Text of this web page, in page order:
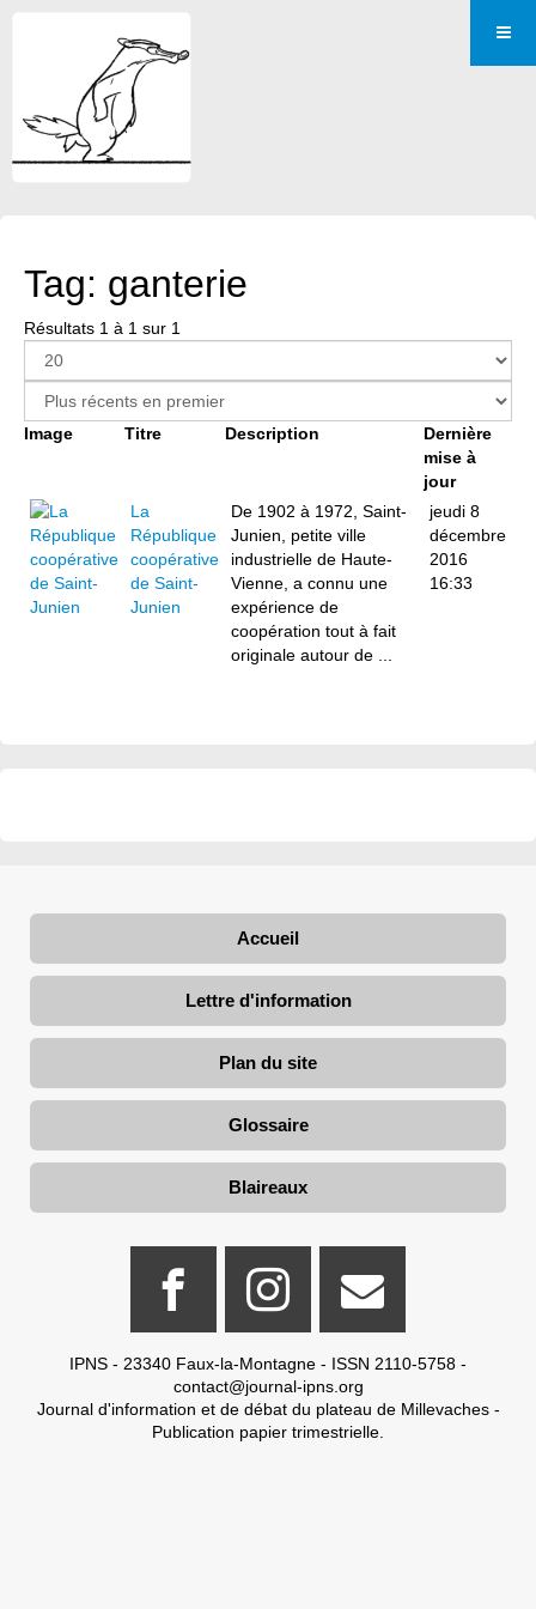
Tag: ganterie
Résultats 1 à 1 sur 1
Image Titre Description
Dernière
mise à
jour
La
République
coopérative
de Saint-
Junien
De 1902 à 1972, Saint-
Junien, petite ville
industrielle de Haute-
Vienne, a connu une
expérience de
coopération tout à fait
originale autour de ...
jeudi 8
décembre
2016
16:33
Accueil
Lettre d'information
Plan du site
Glossaire
Blaireaux
IPNS - 23340 Faux-la-Montagne - ISSN 2110-5758 -
contact@journal-ipns.org
Journal d'information et de débat du plateau de Millevaches -
Publication papier trimestrielle.